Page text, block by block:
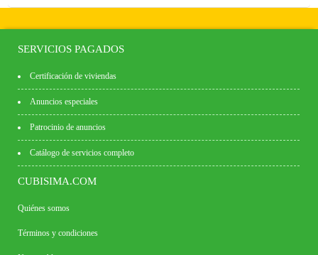
SERVICIOS PAGADOS
Certificación de viviendas
Anuncios especiales
Patrocinio de anuncios
Catálogo de servicios completo
CUBISIMA.COM
Quiénes somos
Términos y condiciones